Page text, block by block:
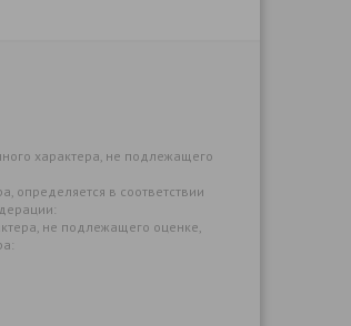
характера, не подлежащего
определяется в соответствии
не подлежащего оценке,